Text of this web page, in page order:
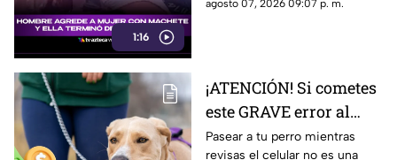
1:16
agosto 07, 2026 09:07 p. m.
¡ATENCIÓN! Si cometes
este GRAVE error al
pasear a tu perro
Pasear a tu perro mientras
revisas el celular no es una